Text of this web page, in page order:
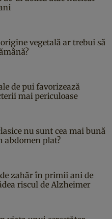
vegetală ar trebui să
de pui favorizează
mai periculoase
nu sunt cea mai bună
abdomen plat?
zahăr în primii ani de
riscul de Alzheimer